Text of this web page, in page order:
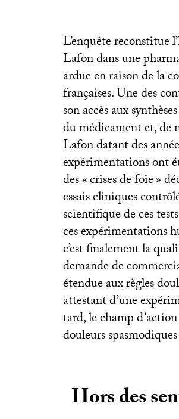
L’enquête
Lafon dans une
ardue en raison de la
françaises. Une des
son accès aux
du médicament et, de
Lafon datant des
expérimentations ont
des «crises de foie»
essais cliniques
scientifique de ces
ces expérimentations
c’est finalement la
demande de
étendue aux règles
attestant d’une
tard, le champ
douleurs
Hors des